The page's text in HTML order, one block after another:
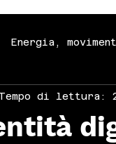
Energia,
interiore e
Tempo di lettura: